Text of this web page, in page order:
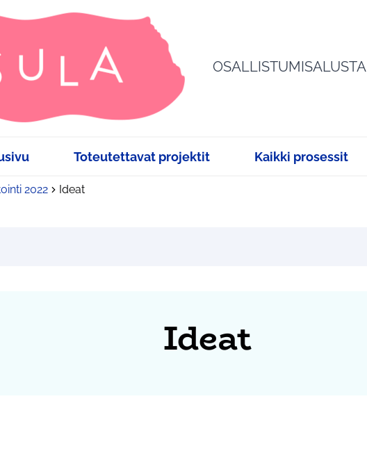
OSALLISTUMISALUSTA
Toteutettavat projektit Kaikki prosessit
2022 Ideat
Ideat